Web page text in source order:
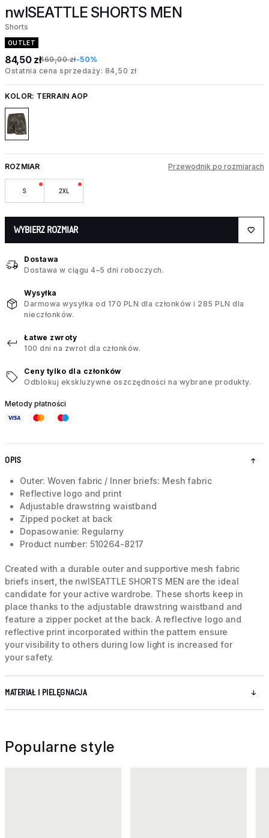
nwlSEATTLE SHORTS MEN
Shorts
OUTLET
84,50 zł169,00 zł-50%
Ostatnia cena sprzedaży: 84,50 zł
KOLOR: TERRAIN AOP
ROZMIAR Przewodnik po rozmiarach
S 2XL
WYBIERZ ROZMIAR
Dostawa
Dostawa w ciągu 4–5 dni roboczych.
Wysyłka
Darmowa wysyłka od 170 PLN dla członków i 285 PLN dla
nieczłonków.
Łatwe zwroty
100 dni na zwrot dla członków.
Ceny tylko dla członków
Odblokuj ekskluzywne oszczędności na wybrane produkty.
Metody płatności
OPIS
Outer: Woven fabric / Inner briefs: Mesh fabric
Reflective logo and print
Adjustable drawstring waistband
Zipped pocket at back
Dopasowanie: Regularny
Product number: 510264-8217
Created with a durable outer and supportive mesh fabric
briefs insert, the nwlSEATTLE SHORTS MEN are the ideal
candidate for your active wardrobe. These shorts keep in
place thanks to the adjustable drawstring waistband and
feature a zipper pocket at the back. A reflective logo and
reflective print incorporated within the pattern ensure
your visibility to others during low light is increased for
your safety.
MATERIAŁ I PIELĘGNACJA
Popularne style